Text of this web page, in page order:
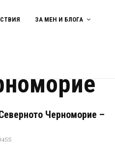
ЗА МЕН И БЛОГА
Черноморие –